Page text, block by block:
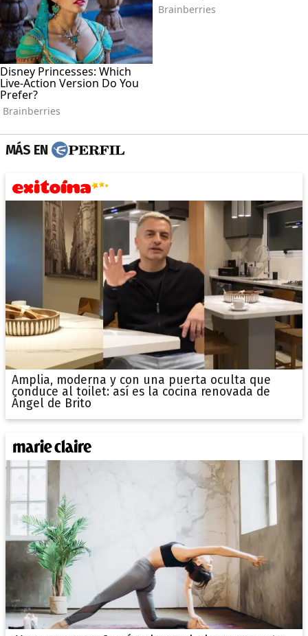
MÁS EN
Amplia, moderna y con una puerta oculta que
conduce al toilet: así es la cocina renovada de
Ángel de Brito